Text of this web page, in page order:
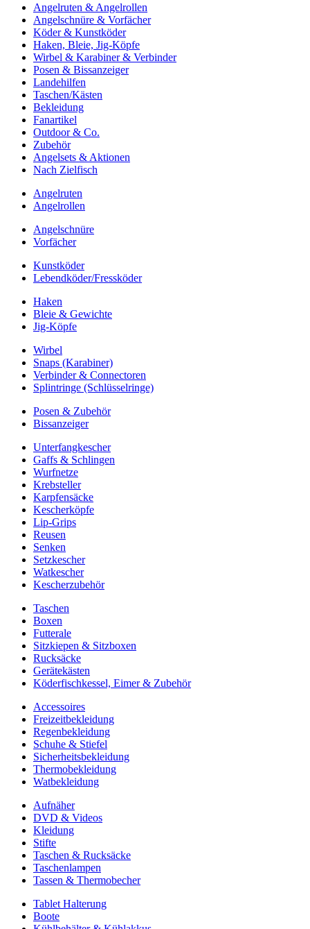
Angelruten & Angelrollen
Angelschnüre & Vorfächer
Köder & Kunstköder
Haken, Bleie, Jig-Köpfe
Wirbel & Karabiner & Verbinder
Posen & Bissanzeiger
Landehilfen
Taschen/Kästen
Bekleidung
Fanartikel
Outdoor & Co.
Zubehör
Angelsets & Aktionen
Nach Zielfisch
Angelruten
Angelrollen
Angelschnüre
Vorfächer
Kunstköder
Lebendköder/Fressköder
Haken
Bleie & Gewichte
Jig-Köpfe
Wirbel
Snaps (Karabiner)
Verbinder & Connectoren
Splintringe (Schlüsselringe)
Posen & Zubehör
Bissanzeiger
Unterfangkescher
Gaffs & Schlingen
Wurfnetze
Krebsteller
Karpfensäcke
Kescherköpfe
Lip-Grips
Reusen
Senken
Setzkescher
Watkescher
Kescherzubehör
Taschen
Boxen
Futterale
Sitzkiepen & Sitzboxen
Rucksäcke
Gerätekästen
Köderfischkessel, Eimer & Zubehör
Accessoires
Freizeitbekleidung
Regenbekleidung
Schuhe & Stiefel
Sicherheitsbekleidung
Thermobekleidung
Watbekleidung
Aufnäher
DVD & Videos
Kleidung
Stifte
Taschen & Rucksäcke
Taschenlampen
Tassen & Thermobecher
Tablet Halterung
Boote